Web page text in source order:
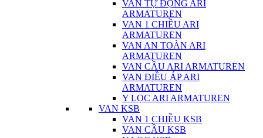
VAN TỰ ĐỘNG ARI
ARMATUREN
VAN 1 CHIỀU ARI
ARMATUREN
VAN AN TOÀN ARI
ARMATUREN
VAN CẦU ARI ARMATUREN
VAN ĐIỀU ÁP ARI
ARMATUREN
Y LỌC ARI ARMATUREN
VAN KSB
VAN 1 CHIỀU KSB
VAN CẦU KSB